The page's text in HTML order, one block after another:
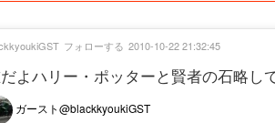
よハリー・ポッターと賢者の石略し
ガースト@blackkyoukiGST
フォローする 2010-10-22 21:32:45